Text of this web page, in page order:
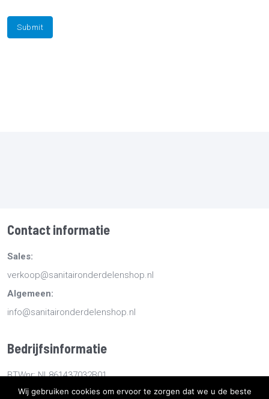
Contact informatie
Sales:
verkoop@sanitaironderdelenshop.nl
Algemeen:
info@sanitaironderdelenshop.nl
Bedrijfsinformatie
BTWnr: NL861437032B01
KvKnr: 78527112
Wij gebruiken cookies om ervoor te zorgen dat we u de beste